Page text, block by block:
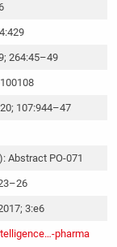
264:45–49
107:944–47
Abstract PO-071
3:e6
pharma